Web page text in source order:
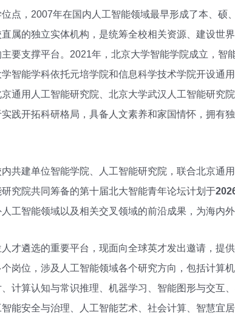
点，2007年在国内人工智能领域最早形成了本、硕
属的独立实体机构，是统筹全校相关资源、建设世
要支撑平台。2021年，北京大学智能学院成立，智
智能学科依托元培学院和信息科学技术学院开设通
通用人工智能研究院、北京大学武汉人工智能研究
践开拓科研格局，具备人文素养和家国情怀，拥有
共建单位智能学院、人工智能研究院，联合北京通
究院共同筹备的第十届北大智能青年论坛计划于
工智能领域以及相关交叉领域的前沿成果，为海内
才遴选的重要平台，现面向全球英才发出邀请，提
岗位，涉及人工智能领域各个研究方向，包括计算
计算认知与常识推理、机器学习、智能图形与交互
能安全与治理、人工智能艺术、社会计算、智慧宜